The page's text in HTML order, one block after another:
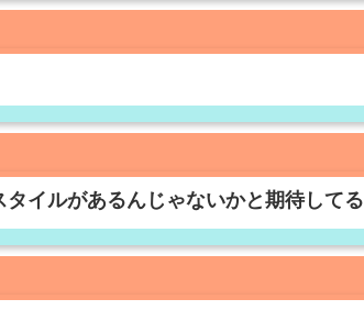
イルがあるんじゃないかと期待してる